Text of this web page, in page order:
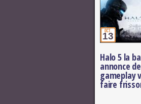
oct.
13
Halo 5 la
annonce de
gameplay
faire